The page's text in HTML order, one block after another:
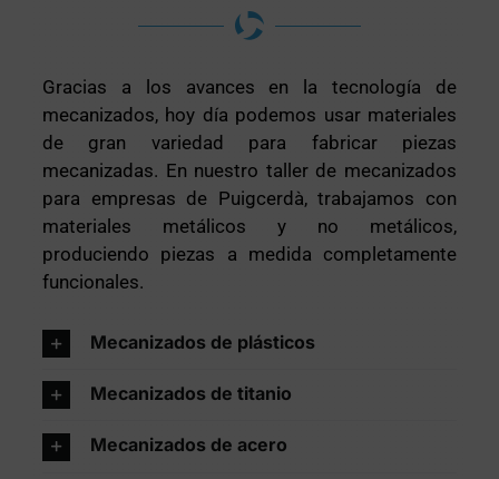
Gracias a los avances en la tecnología de
mecanizados, hoy día podemos usar materiales
de gran variedad para fabricar piezas
mecanizadas. En nuestro taller de mecanizados
para empresas de Puigcerdà, trabajamos con
materiales metálicos y no metálicos,
produciendo piezas a medida completamente
funcionales.
Mecanizados de plásticos
Mecanizados de titanio
Mecanizados de acero